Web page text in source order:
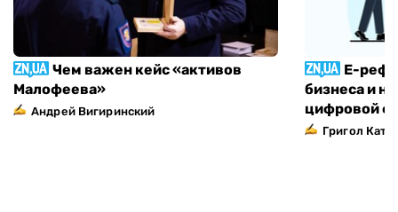
Чем важен кейс «активов
Малофеева»
Андрей Вигиринский
Е-
бизнеса и
цифровой
Григол